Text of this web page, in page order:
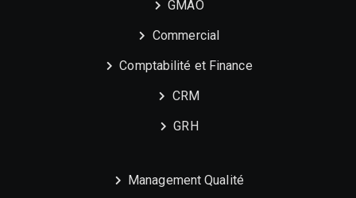
GMAO
Commercial
Comptabilité et Finance
CRM
GRH
Management Qualité